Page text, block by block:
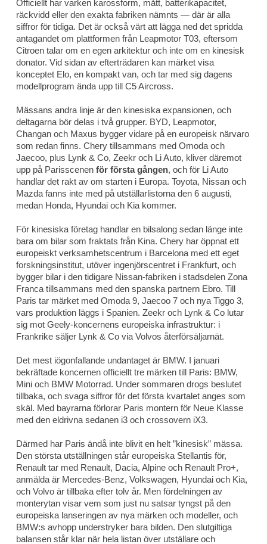
Officiellt har varken karossform, mått, batterikapacitet,
räckvidd eller den exakta fabriken nämnts — där är alla
siffror för tidiga. Det är också värt att lägga ned det spridda
antagandet om plattformen från Leapmotor T03, eftersom
Citroen talar om en egen arkitektur och inte om en kinesisk
donator. Vid sidan av efterträdaren kan märket visa
konceptet Elo, en kompakt van, och tar med sig dagens
modellprogram ända upp till C5 Aircross.
Mässans andra linje är den kinesiska expansionen, och
deltagarna bör delas i två grupper. BYD, Leapmotor,
Changan och Maxus bygger vidare på en europeisk närvaro
som redan finns. Chery tillsammans med Omoda och
Jaecoo, plus Lynk & Co, Zeekr och Li Auto, kliver däremot
upp på Parisscenen för första gången, och för Li Auto
handlar det rakt av om starten i Europa. Toyota, Nissan och
Mazda fanns inte med på utställarlistorna den 6 augusti,
medan Honda, Hyundai och Kia kommer.
För kinesiska företag handlar en bilsalong sedan länge inte
bara om bilar som fraktats från Kina. Chery har öppnat ett
europeiskt verksamhetscentrum i Barcelona med ett eget
forskningsinstitut, utöver ingenjörscentret i Frankfurt, och
bygger bilar i den tidigare Nissan-fabriken i stadsdelen Zona
Franca tillsammans med den spanska partnern Ebro. Till
Paris tar märket med Omoda 9, Jaecoo 7 och nya Tiggo 3,
vars produktion läggs i Spanien. Zeekr och Lynk & Co lutar
sig mot Geely-koncernens europeiska infrastruktur: i
Frankrike säljer Lynk & Co via Volvos återförsäljarnät.
Det mest iögonfallande undantaget är BMW. I januari
bekräftade koncernen officiellt tre märken till Paris: BMW,
Mini och BMW Motorrad. Under sommaren drogs beslutet
tillbaka, och svaga siffror för det första kvartalet anges som
skäl. Med bayrarna förlorar Paris montern för Neue Klasse
med den eldrivna sedanen i3 och crossovern iX3.
Därmed har Paris ändå inte blivit en helt ”kinesisk” mässa.
Den största utställningen står europeiska Stellantis för,
Renault tar med Renault, Dacia, Alpine och Renault Pro+,
anmälda är Mercedes-Benz, Volkswagen, Hyundai och Kia,
och Volvo är tillbaka efter tolv år. Men fördelningen av
monterytan visar vem som just nu satsar tyngst på den
europeiska lanseringen av nya märken och modeller, och
BMW:s avhopp understryker bara bilden. Den slutgiltiga
balansen står klar när hela listan över utställare och